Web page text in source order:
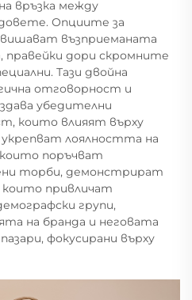
връзка между
Опциите за
възприеманата
дори скромните
Тази двойна
отговорност и
убедителни
които влияят върху
лоялността на
поръчват
торби, демонстрират
които привличат
групи,
на бранда и неговата
фокусирани върху